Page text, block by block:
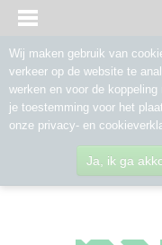
Wij maken gebruik van
verkeer op de website te
werken en voor de
je toestemming voor het
onze privacy- en
Ja, ik ga